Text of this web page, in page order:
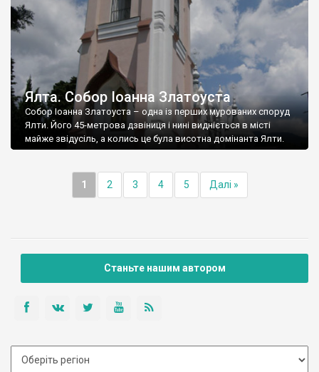
Ялта. Собор Іоанна Златоуста
Собор Іоанна Златоуста – одна із перших мурованих споруд
Ялти. Його 45-метрова дзвіниця і нині видніється в місті
майже звідусіль, а колись це була висотна домінанта Ялти.
1 2 3 4 5 Далі »
Станьте нашим автором